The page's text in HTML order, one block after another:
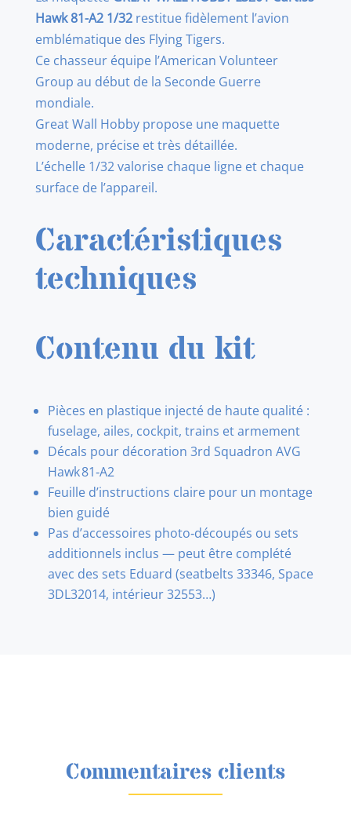
HAWK
81-
A2
1/32
Hawk 81-A21/32restitue fidèlement l’avion
emblématique des Flying Tigers.
Ce chasseur équipe l’American Volunteer
Group au début de la Seconde Guerre
mondiale.
Great Wall Hobby propose une maquette
moderne, précise et très détaillée.
L’échelle 1/32 valorise chaque ligne et chaque
surface de l’appareil.
Caractéristiques
techniques
Contenu du kit
Pièces en plastique injecté de haute qualité :
fuselage, ailes, cockpit, trains et armement
Décals pour décoration 3rd Squadron AVG
Hawk 81‑A2
Feuille d’instructions claire pour un montage
bien guidé
Pas d’accessoires photo‑découpés ou sets
additionnels inclus — peut être complété
avec des sets Eduard (seatbelts 33346, Space
3DL32014, intérieur 32553…)
Commentaires clients